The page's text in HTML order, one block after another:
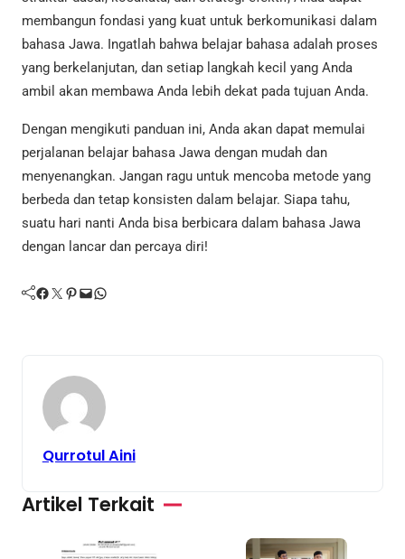
membangun fondasi yang kuat untuk berkomunikasi dalam
bahasa Jawa. Ingatlah bahwa belajar bahasa adalah proses
yang berkelanjutan, dan setiap langkah kecil yang Anda
ambil akan membawa Anda lebih dekat pada tujuan Anda.
Dengan mengikuti panduan ini, Anda akan dapat memulai
perjalanan belajar bahasa Jawa dengan mudah dan
menyenangkan. Jangan ragu untuk mencoba metode yang
berbeda dan tetap konsisten dalam belajar. Siapa tahu,
suatu hari nanti Anda bisa berbicara dalam bahasa Jawa
dengan lancar dan percaya diri!
Facebook Twitter Pinterest Mail WhatsApp
Qurrotul Aini
Artikel Terkait